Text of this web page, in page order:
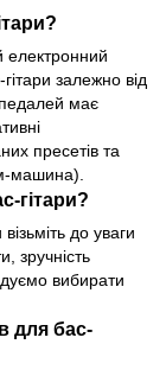
електронний
залежно від
педалей має
пресетів та
машина).
гітари?
до уваги
зручність
вибирати
для бас-